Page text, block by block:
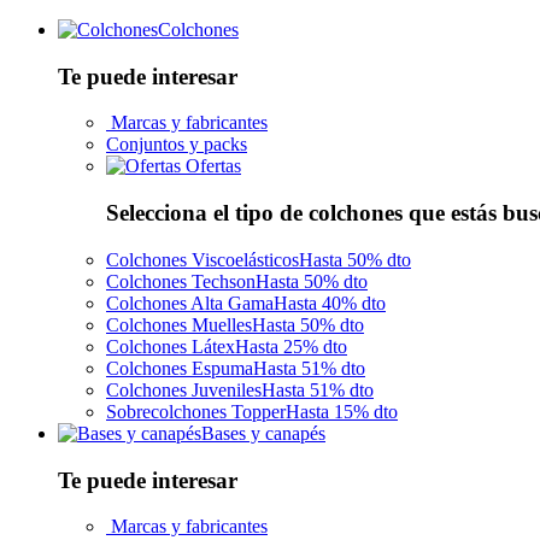
Colchones
Te puede interesar
Marcas y fabricantes
Conjuntos y packs
Ofertas
Selecciona el tipo de colchones que estás
Colchones ViscoelásticosHasta 50% dto
Colchones TechsonHasta 50% dto
Colchones Alta GamaHasta 40% dto
Colchones MuellesHasta 50% dto
Colchones LátexHasta 25% dto
Colchones EspumaHasta 51% dto
Colchones JuvenilesHasta 51% dto
Sobrecolchones TopperHasta 15% dto
Bases y canapés
Te puede interesar
Marcas y fabricantes